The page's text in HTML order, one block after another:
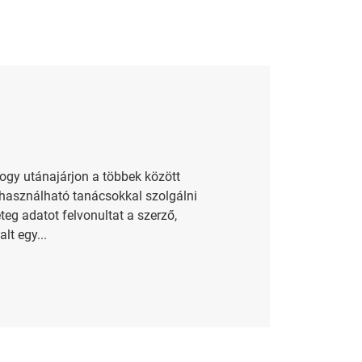
utánajárjon a többek között
tanácsokkal szolgálni
adatot felvonultat a szerző,
egy...